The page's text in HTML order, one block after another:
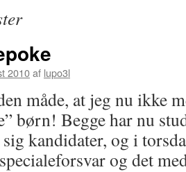
2010af lupo3l
måde, at jeg nu ikke
børn! Begge har nu
kandidater, og i
og det